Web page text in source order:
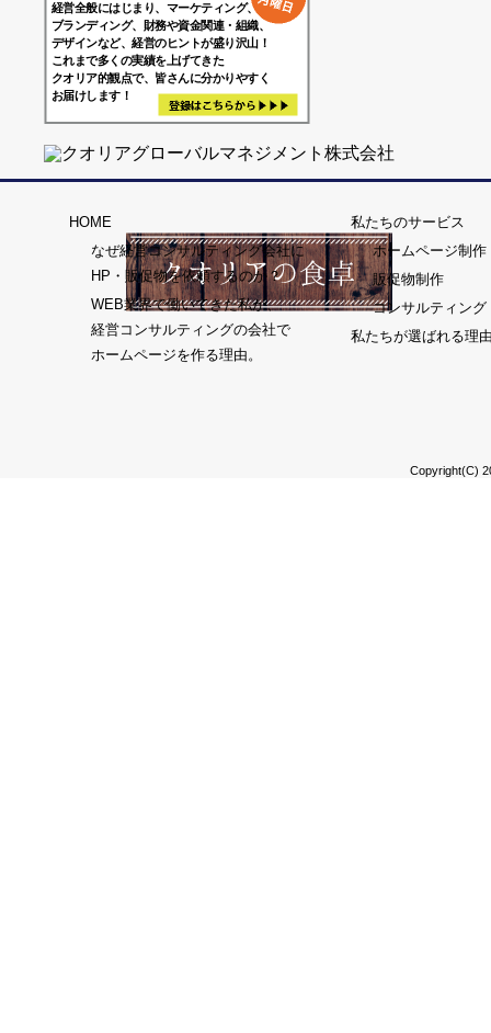
経営全般にはじまり、マーケティング、
ブランディング、財務や資金関連・組織、
デザインなど、経営のヒントが盛り沢山！
これまで多くの実績を上げてきた
クオリア的観点で、皆さんに分かりやすく
HOME
なぜ経営コンサルティング会社に
HP・販促物を依頼するのか？
WEB業界で働いてきた私が、
経営コンサルティングの会社で
ホームページを作る理由。
私たちのサービス
ホームページ制作
販促物制作
コンサルティング
私たちが選ばれる理
Copyright(C)